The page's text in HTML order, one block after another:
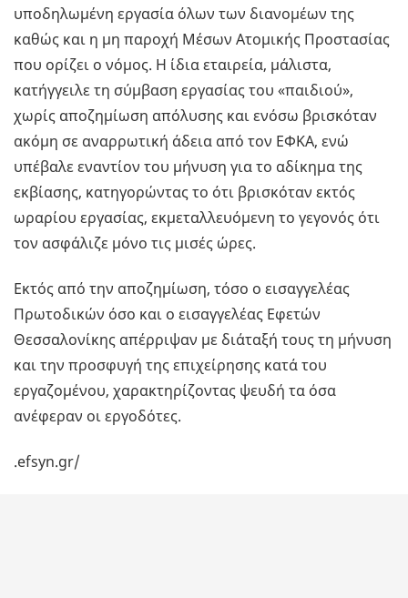
υποδηλωμένη εργασία όλων των διανομέων της
καθώς και η μη παροχή Μέσων Ατομικής Προστασίας
που ορίζει ο νόμος. Η ίδια εταιρεία, μάλιστα,
κατήγγειλε τη σύμβαση εργασίας του «παιδιού»,
χωρίς αποζημίωση απόλυσης και ενόσω βρισκόταν
ακόμη σε αναρρωτική άδεια από τον ΕΦΚΑ, ενώ
υπέβαλε εναντίον του μήνυση για το αδίκημα της
εκβίασης, κατηγορώντας το ότι βρισκόταν εκτός
ωραρίου εργασίας, εκμεταλλευόμενη το γεγονός ότι
τον ασφάλιζε μόνο τις μισές ώρες.
Εκτός από την αποζημίωση, τόσο ο εισαγγελέας
Πρωτοδικών όσο και ο εισαγγελέας Εφετών
Θεσσαλονίκης απέρριψαν με διάταξή τους τη μήνυση
και την προσφυγή της επιχείρησης κατά του
εργαζομένου, χαρακτηρίζοντας ψευδή τα όσα
ανέφεραν οι εργοδότες.
.efsyn.gr/